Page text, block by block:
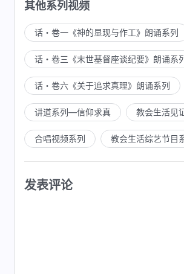
其他系列视频
话・卷一《神的显现与作工》朗诵系列
话・卷三《末世基督座谈纪要》朗诵系
话・卷六《关于追求真理》朗诵系列
讲道系列—信仰求真 教会生活见
合唱视频系列 教会生活综艺节目
发表评论